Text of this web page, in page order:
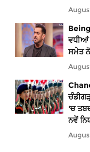
ਵਧੀਆਂ
ਸਮੇਤ
'ਚ
ਨਵੇਂ